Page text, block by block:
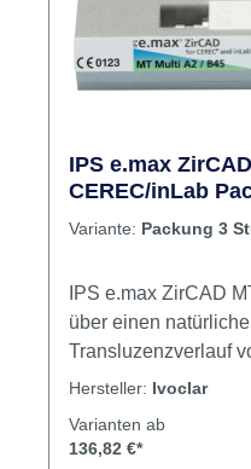
IPS e.max
CEREC/inLab
A2
Variante: Packung 3
IPS e.max ZirCAD
über einen
Transluzenzverlauf
und ermöglichen
substanzschonend
Hersteller: Ivoclar
Varianten ab
136,82 €*